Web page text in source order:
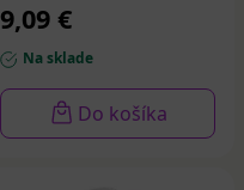
9,09 €
Na sklade
Do košíka